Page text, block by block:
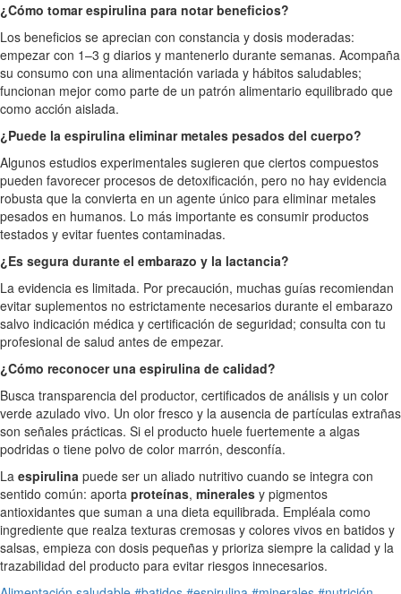
¿Cómo tomar espirulina para notar beneficios?
Los beneficios se aprecian con constancia y dosis moderadas:
empezar con 1–3 g diarios y mantenerlo durante semanas. Acompaña
su consumo con una alimentación variada y hábitos saludables;
funcionan mejor como parte de un patrón alimentario equilibrado que
como acción aislada.
¿Puede la espirulina eliminar metales pesados del cuerpo?
Algunos estudios experimentales sugieren que ciertos compuestos
pueden favorecer procesos de detoxificación, pero no hay evidencia
robusta que la convierta en un agente único para eliminar metales
pesados en humanos. Lo más importante es consumir productos
testados y evitar fuentes contaminadas.
¿Es segura durante el embarazo y la lactancia?
La evidencia es limitada. Por precaución, muchas guías recomiendan
evitar suplementos no estrictamente necesarios durante el embarazo
salvo indicación médica y certificación de seguridad; consulta con tu
profesional de salud antes de empezar.
¿Cómo reconocer una espirulina de calidad?
Busca transparencia del productor, certificados de análisis y un color
verde azulado vivo. Un olor fresco y la ausencia de partículas extrañas
son señales prácticas. Si el producto huele fuertemente a algas
podridas o tiene polvo de color marrón, desconfía.
La espirulina puede ser un aliado nutritivo cuando se integra con
sentido común: aporta proteínas, minerales y pigmentos
antioxidantes que suman a una dieta equilibrada. Empléala como
ingrediente que realza texturas cremosas y colores vivos en batidos y
salsas, empieza con dosis pequeñas y prioriza siempre la calidad y la
trazabilidad del producto para evitar riesgos innecesarios.